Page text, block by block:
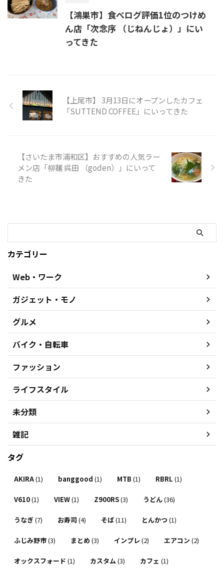
【鴻巣市】食べログ評価1位のつけめ
ん店「次念序 （じねんじょ）」にい
ってきた
【上尾市】 3月13日にオープンしたカフェ
「SUTTEND COFFEE」にいってきた
【さいたま市浦和区】おすすめの人気ラー
メン店「柳麺 呉田 （goden）」にいって
きた
カテゴリー
Web・ワーク
ガジェット・モノ
グルメ
バイク・自転車
ファッション
ライフスタイル
未分類
雑記
タグ
AKIRA(1) banggood (1) MTB (1) RBRL (1)
V610(1) VIEW(1) Z900RS(3) うどん(36)
うなぎ(7) お寿司 (4) そば(11) とんかつ (1)
ふじみ野市(3) まとめ (3) インプレ(2) エアコン (2)
オックスフォード (1) カスタム(3) カフェ (1)